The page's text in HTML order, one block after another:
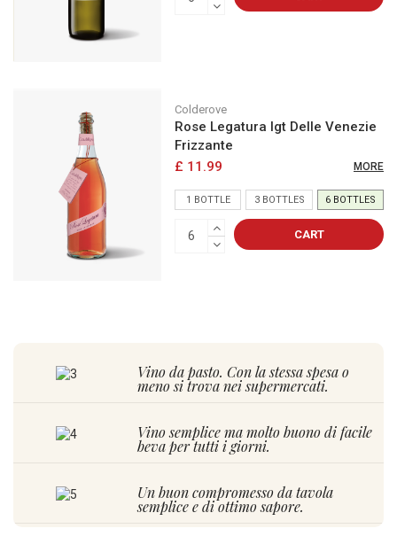
Colderove
Rose Legatura Igt Delle Venezie
Frizzante
£ 11.99
MORE
1 BOTTLE 3 BOTTLES 6 BOTTLES
CART
Vino da pasto. Con la stessa spesa o
meno si trova nei supermercati.
Vino semplice ma molto buono di facile
beva per tutti i giorni.
Un buon compromesso da tavola
semplice e di ottimo sapore.